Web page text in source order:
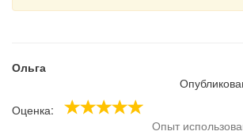
Ольга
Оценка:
Опыт